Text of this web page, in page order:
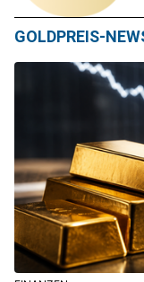
GOLDPREIS-